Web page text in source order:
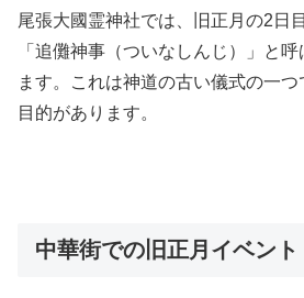
尾張大國霊神社では、旧正月の2日
「追儺神事（ついなしんじ）」と
ます。これは神道の古い儀式の一
目的があります。
中華街での旧正月イベント